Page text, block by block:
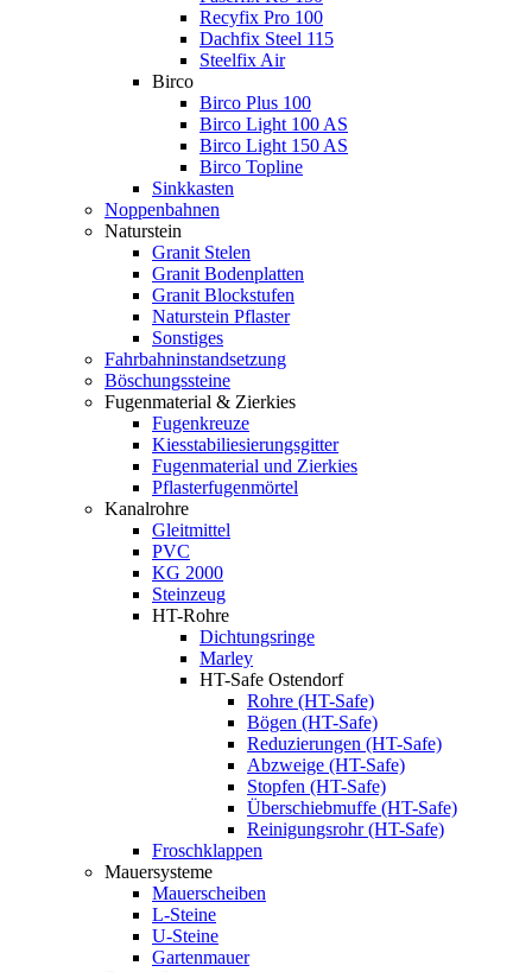
Recyfix Pro 100
Dachfix Steel 115
Steelfix Air
Birco
Birco Plus 100
Birco Light 100 AS
Birco Light 150 AS
Birco Topline
Sinkkasten
Noppenbahnen
Naturstein
Granit Stelen
Granit Bodenplatten
Granit Blockstufen
Naturstein Pflaster
Sonstiges
Fahrbahninstandsetzung
Böschungssteine
Fugenmaterial & Zierkies
Fugenkreuze
Kiesstabiliesierungsgitter
Fugenmaterial und Zierkies
Pflasterfugenmörtel
Kanalrohre
Gleitmittel
PVC
KG 2000
Steinzeug
HT-Rohre
Dichtungsringe
Marley
HT-Safe Ostendorf
Rohre (HT-Safe)
Bögen (HT-Safe)
Reduzierungen (HT-Safe)
Abzweige (HT-Safe)
Stopfen (HT-Safe)
Überschiebmuffe (HT-Safe)
Reinigungsrohr (HT-Safe)
Froschklappen
Mauersysteme
Mauerscheiben
L-Steine
U-Steine
Gartenmauer